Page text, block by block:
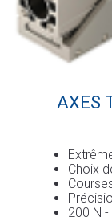
AXES
Choix
200 N